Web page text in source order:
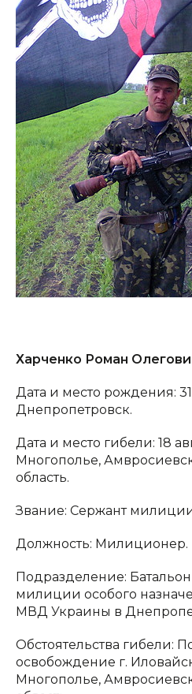
Харченко Роман
Дата и место рождения:
Днепропетровск.
Дата и место гибели: 18
Многополье,
область.
Звание: Сержант
Должность: Милиционер.
Подразделение:
милиции особого
МВД Украины в
Обстоятельства гибели:
освобождение г.
Многополье,